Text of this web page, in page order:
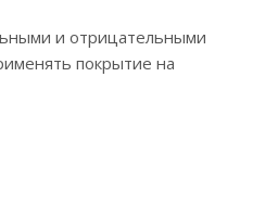
и отрицательными
покрытие на